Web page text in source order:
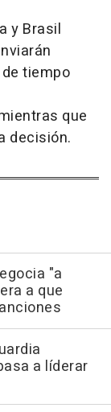
y Brasil
tiempo
que
decisión.
"a
a que
a líderar